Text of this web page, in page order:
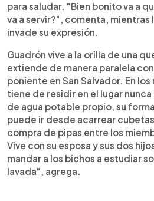
para saludar. "Bien bonito va a
va a servir?", comenta, mientras
invade su expresión.
Guadrón vive a la orilla de una
extiende de manera paralela
poniente en San Salvador. En
tiene de residir en el lugar
de agua potable propio, su
puede ir desde acarrear
compra de pipas entre los
Vive con su esposa y sus dos
mandar a los bichos a estudiar
lavada", agrega.